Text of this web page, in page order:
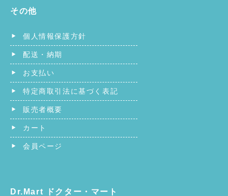
その他
個人情報保護方針
配送・納期
お支払い
特定商取引法に基づく表記
販売者概要
カート
会員ページ
Dr.Mart ドクター・マート